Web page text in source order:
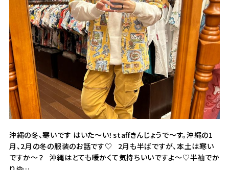
沖縄の冬、寒いです はいた～い！staffきんじょうで～す。沖縄の1
月、2月の冬の服装のお話です♡ 2月も半ばですが、本土は寒い
ですか～？ 沖縄はとても暖かくて気持ちいいですよ～♡半袖でか